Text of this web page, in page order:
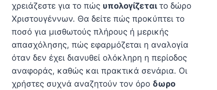
χρειάζεστε για το πώς υπολογίζεταιτο δώρο
Χριστουγέννων. Θα δείτε πώς προκύπτει το
ποσό για μισθωτούς πλήρους ή μερικής
απασχόλησης, πώς εφαρμόζεται η αναλογία
όταν δεν έχει διανυθεί ολόκληρη η περίοδος
αναφοράς, καθώς και πρακτικά σενάρια. Οι
χρήστες συχνά αναζητούν τον όρο δωρο